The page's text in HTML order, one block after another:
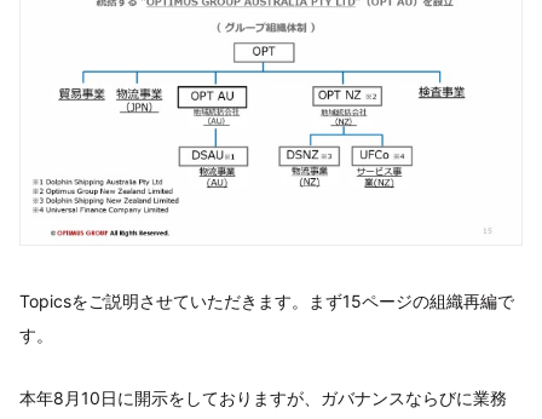
Topicsをご説明させていただきます。まず15ページの組織再編で
す。
本年8月10日に開示をしておりますが、ガバナンスならびに業務